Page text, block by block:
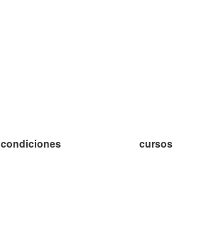
condiciones
cursos